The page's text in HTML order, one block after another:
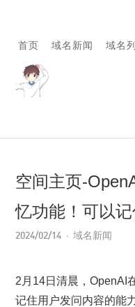
首页 域名新闻 域名
空间主页-
忆功能！可以
2024/02/14 域名新闻
2月14日清晨，OpenAI
记住用户发问内容的能